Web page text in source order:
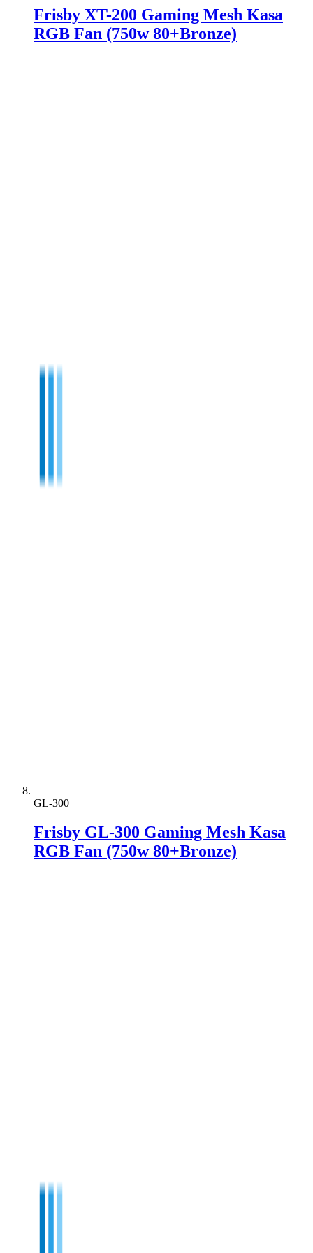
Frisby XT-200 Gaming Mesh Kasa
RGB Fan (750w 80+Bronze)
GL-300
Frisby GL-300 Gaming Mesh Kasa
RGB Fan (750w 80+Bronze)